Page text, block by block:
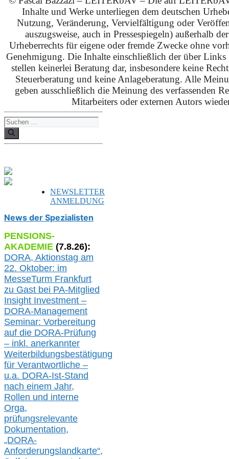
Inhalte und Werke unterliegen dem deutschen
Nutzung, Veränderung, Vervielfältigung oder
auszugsweise, auch in Pressespiegeln) außerhalb
Urheberrechts für eigene oder fremde Zwecke ohne
Genehmigung. Die Inhalte einschließlich der über Links
stellen keinerlei Beratung dar, insbesondere keine
Steuerberatung und keine Anlageberatung. Alle
geben ausschließlich die Meinung des verfassenden
Mitarbeiters oder externen Autors
Suchen
nach:
NEWSLETTER
ANMELDUNG
News der Spezialisten
PENSIONS-
AKADEMIE (7.8.26):
DORA, Aktionstag am
22. Oktober: im
MesseTurm Frankfurt
zu Gast bei PA-Mitglied
Insight Investment –
DORA-Management
Seminar: Vorbereitung
auf die DORA-Prüfung
– inkl. anerkannter
Weiterbildungsbestätigung
für Verantwortliche –
u.a. DORA-Ist-Stand
nach einem Jahr,
Rollen und interne
Orga,
prüfungsrelevante
Dokumentation,
„DORA-
Anforderungslandkarte“,